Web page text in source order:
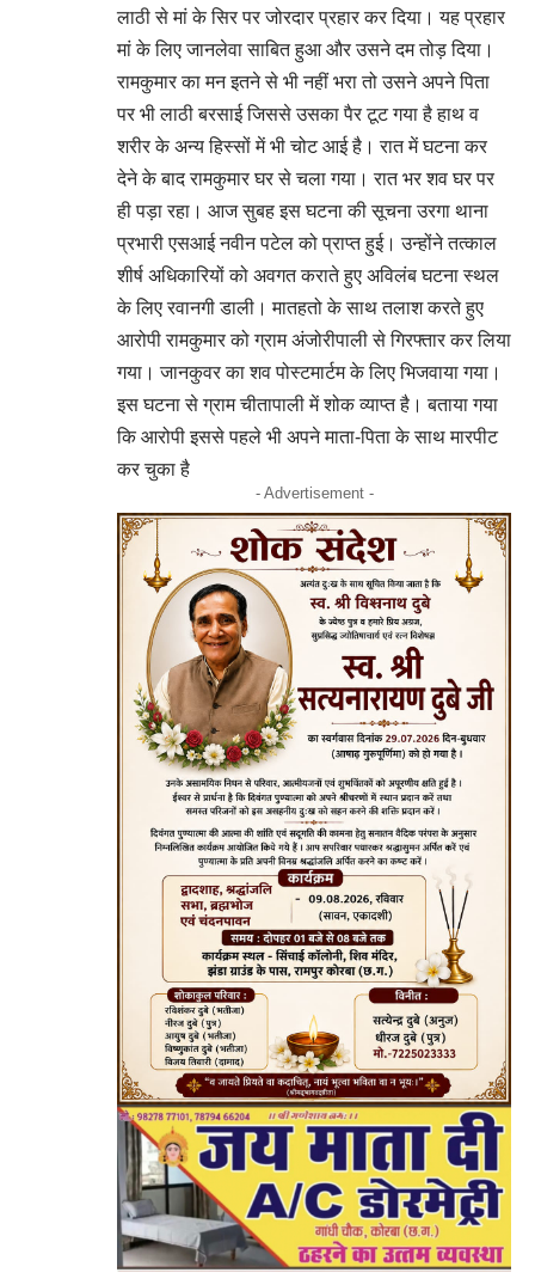
लाठी से मां के सिर पर जोरदार प्रहार कर दिया। यह प्रहार
मां के लिए जानलेवा साबित हुआ और उसने दम तोड़ दिया।
रामकुमार का मन इतने से भी नहीं भरा तो उसने अपने पिता
पर भी लाठी बरसाई जिससे उसका पैर टूट गया है हाथ व
शरीर के अन्य हिस्सों में भी चोट आई है। रात में घटना कर
देने के बाद रामकुमार घर से चला गया। रात भर शव घर पर
ही पड़ा रहा। आज सुबह इस घटना की सूचना उरगा थाना
प्रभारी एसआई नवीन पटेल को प्राप्त हुई। उन्होंने तत्काल
शीर्ष अधिकारियों को अवगत कराते हुए अविलंब घटना स्थल
के लिए रवानगी डाली। मातहतो के साथ तलाश करते हुए
आरोपी रामकुमार को ग्राम अंजोरीपाली से गिरफ्तार कर लिया
गया। जानकुवर का शव पोस्टमार्टम के लिए भिजवाया गया।
इस घटना से ग्राम चीतापाली में शोक व्याप्त है। बताया गया
कि आरोपी इससे पहले भी अपने माता-पिता के साथ मारपीट
कर चुका है
- Advertisement -